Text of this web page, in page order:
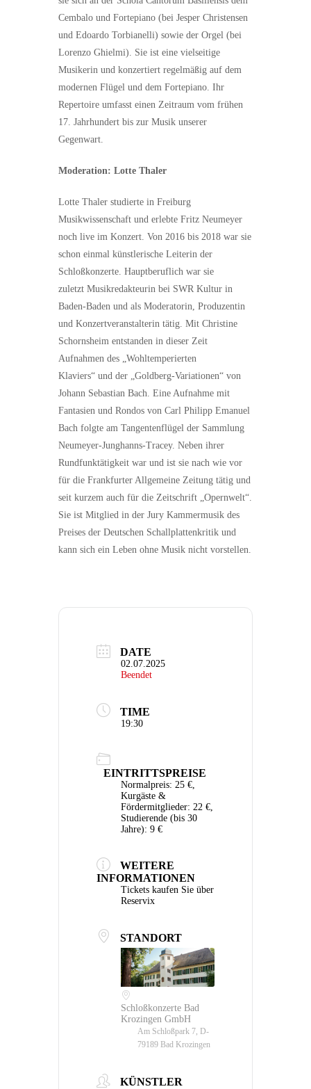
Cembalo und Fortepiano (bei Jesper Christensen
und Edoardo Torbianelli) sowie der Orgel (bei
Lorenzo Ghielmi). Sie ist eine vielseitige
Musikerin und konzertiert regelmäßig auf dem
modernen Flügel und dem Fortepiano. Ihr
Repertoire umfasst einen Zeitraum vom frühen
17. Jahrhundert bis zur Musik unserer
Gegenwart.
Moderation: Lotte Thaler
Lotte Thaler studierte in Freiburg
Musikwissenschaft und erlebte Fritz Neumeyer
noch live im Konzert. Von 2016 bis 2018 war sie
schon einmal künstlerische Leiterin der
Schloßkonzerte. Hauptberuflich war sie
zuletzt Musikredakteurin bei SWR Kultur in
Baden-Baden und als Moderatorin, Produzentin
und Konzertveranstalterin tätig. Mit Christine
Schornsheim entstanden in dieser Zeit
Aufnahmen des „Wohltemperierten
Klaviers“ und der „Goldberg-Variationen“ von
Johann Sebastian Bach. Eine Aufnahme mit
Fantasien und Rondos von Carl Philipp Emanuel
Bach folgte am Tangentenflügel der Sammlung
Neumeyer-Junghanns-Tracey. Neben ihrer
Rundfunktätigkeit war und ist sie nach wie vor
für die Frankfurter Allgemeine Zeitung tätig und
seit kurzem auch für die Zeitschrift „Opernwelt“.
Sie ist Mitglied in der Jury Kammermusik des
Preises der Deutschen Schallplattenkritik und
kann sich ein Leben ohne Musik nicht vorstellen.
DATE
02.07.2025
Beendet
TIME
19:30
EINTRITTSPREISE
Normalpreis: 25 €,
Kurgäste &
Fördermitglieder: 22 €,
Studierende (bis 30
Jahre): 9 €
WEITERE
INFORMATIONEN
Tickets kaufen Sie über
Reservix
STANDORT
Schloßkonzerte Bad
Krozingen GmbH
Am Schloßpark 7, D-
79189 Bad Krozingen
KÜNSTLER